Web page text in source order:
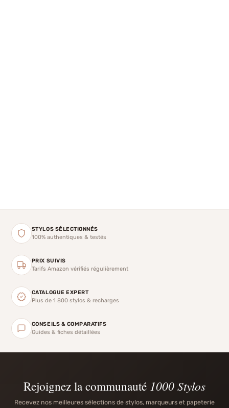
STYLOS SÉLECTIONNÉS
100% authentiques & testés
PRIX SUIVIS
Tarifs Amazon vérifiés régulièrement
CATALOGUE EXPERT
Plus de 1 800 stylos & recharges
CONSEILS & COMPARATIFS
Guides & fiches détaillées
Rejoignez la communauté 1000 Stylos
Recevez nos meilleures sélections de stylos, marqueurs et papeterie